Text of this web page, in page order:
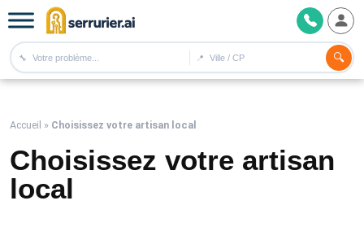
🔧 📍 🔍
Accueil » Choisissez votre artisan local
Choisissez votre artisan
local